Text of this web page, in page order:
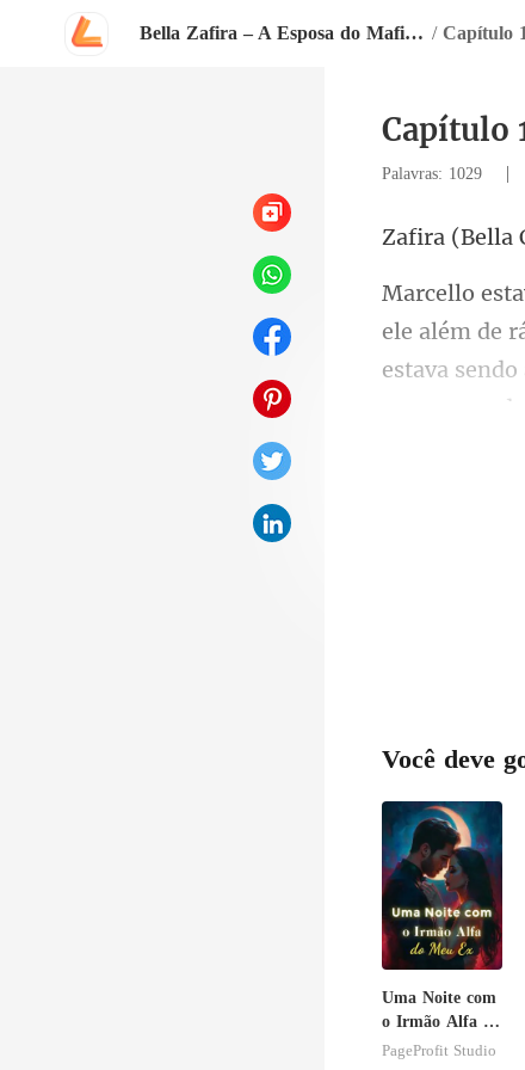
Bella Zafira – A Esposa do Mafioso / Capítulo
Capítulo
Palavras: 1029 |
Bella
de
estava
Você deve
Uma Noite com
o Irmão Alfa do
Meu Ex
PageProfit Studio